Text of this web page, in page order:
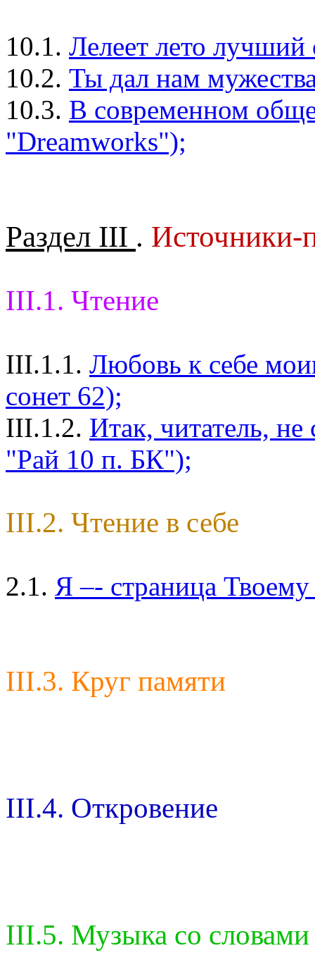
10.1. Лелеет лето
10.2. Ты дал нам
10.3. В современном
"Dreamworks");
Раздел III .
III.1. Чтение
III.1.1. Любовь к себе
сонет 62);
III.1.2. Итак, читатель,
"Рай 10 п. БК");
III.2. Чтение в себе
2.1. Я –- страница
III.3. Круг памяти
III.4. Откровение
III.5. Музыка со словами